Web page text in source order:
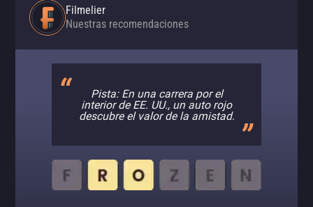
Filmelier
Nuestras recomendaciones
Pista: En una carrera por el
interior de EE. UU., un auto rojo
descubre el valor de la amistad.